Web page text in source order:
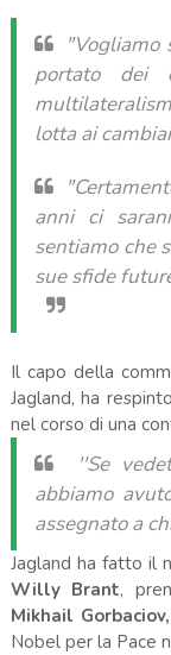
"Vogliamo
portato dei
lotta ai
anni ci
sentiamo che
sue sfide
Il capo della
Jagland, ha
nel corso di una
''Se
abbiamo
assegnato a
Jagland ha fatto il
Willy Brant,
Mikhail Gorbaciov,
Nobel per la Pace